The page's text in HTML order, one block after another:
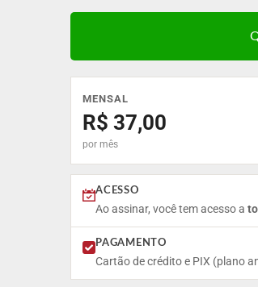
MENSAL
R$ 37,00
por mês
ACESSO
Ao assinar, você tem acesso a
PAGAMENTO
Cartão de crédito e PIX (plano